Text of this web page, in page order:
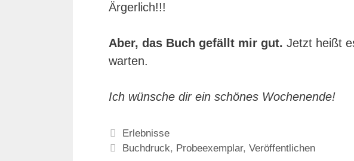
Ärgerlich!!!
Aber, das Buch gefällt mir gut. Jetzt heißt
warten.
Ich wünsche dir ein schönes Wochenende!
Kategorien
Erlebnisse
Schlagwörter
Buchdruck, Probeexemplar,Veröffentlichen